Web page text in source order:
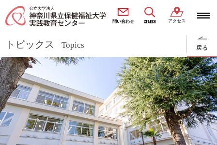
問い合わせ SEARCH アクセス
トピックス Topics 戻る